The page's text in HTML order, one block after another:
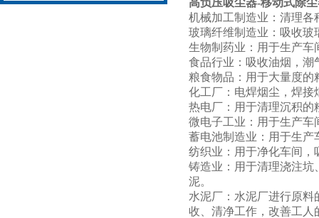
高负压吸尘器-移动式除
机械加工制造业：清理
玻璃纤维制造业：吸收玻
生物制药业：用于生产车
食品行业：吸收油烟，潮
粮食物品：用于大量度的
化工厂：电焊烟尘，焊接
热电厂：用于清理沉积的
微电子工业：用于生产车
蓄电池制造业：用于生产
纺织业：用于净化车间，
铸造业：用于清理浇注坑
泥。
水泥厂：水泥厂进行原
收、清净工作，改善工人